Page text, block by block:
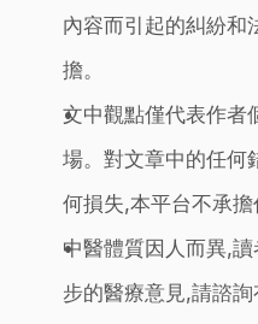
內容而引起的糾紛和
擔。
文中觀點僅代表作者
場。對文章中的任何
何損失,本平台不承擔
中醫體質因人而異,
步的醫療意見,請諮